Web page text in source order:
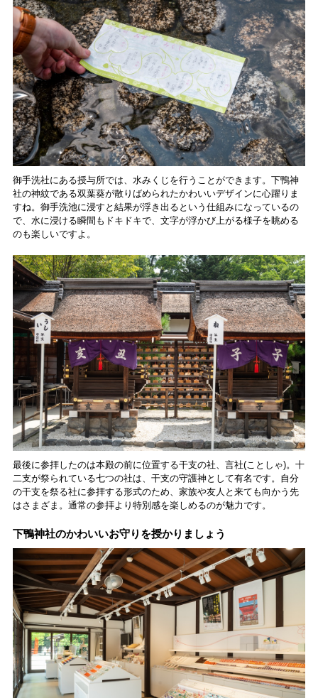
御手洗社にある授与所では、水みくじを行うことができます。下鴨神
社の神紋である双葉葵が散りばめられたかわいいデザインに心躍りま
すね。御手洗池に浸すと結果が浮き出るという仕組みになっているの
で、水に浸ける瞬間もドキドキで、文字が浮かび上がる様子を眺める
のも楽しいですよ。
最後に参拝したのは本殿の前に位置する干支の社、言社(ことしゃ)。十
二支が祭られている七つの社は、干支の守護神として有名です。自分
の干支を祭る社に参拝する形式のため、家族や友人と来ても向かう先
はさまざま。通常の参拝より特別感を楽しめるのが魅力です。
下鴨神社のかわいいお守りを授かりましょう